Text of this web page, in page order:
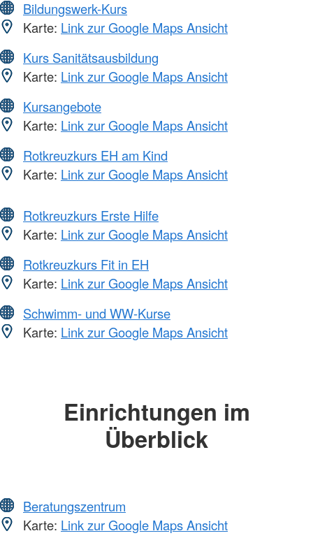
Bildungswerk-Kurs
Karte: Link zur Google Maps Ansicht
Kurs Sanitätsausbildung
Karte: Link zur Google Maps Ansicht
Kursangebote
Karte: Link zur Google Maps Ansicht
Rotkreuzkurs EH am Kind
Karte: Link zur Google Maps Ansicht
Rotkreuzkurs Erste Hilfe
Karte: Link zur Google Maps Ansicht
Rotkreuzkurs Fit in EH
Karte: Link zur Google Maps Ansicht
Schwimm- und WW-Kurse
Karte: Link zur Google Maps Ansicht
Einrichtungen im
Überblick
Beratungszentrum
Karte: Link zur Google Maps Ansicht